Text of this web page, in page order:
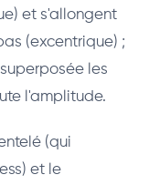
et s'allongent
(excentrique) ;
les
l'amplitude.
(qui
et le